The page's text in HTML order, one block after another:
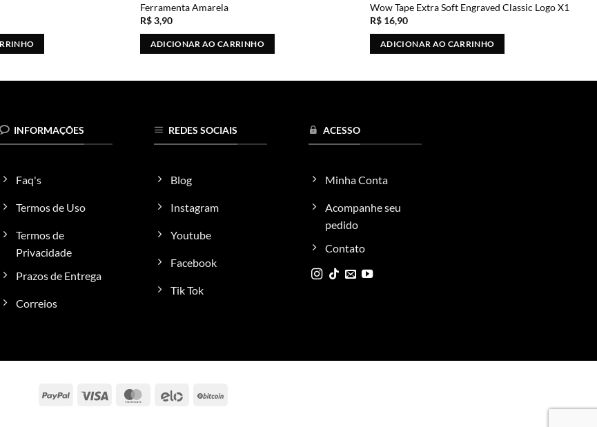
Ferramenta Amarela
R$3,90
ADICIONAR AO CARRINHO
Wow Tape Extra Soft Engraved Classic Logo X1
R$ 16,90
ADICIONAR AO CARRINHO
INFORMAÇÕES
Faq's
Termos de Uso
Termos de
Privacidade
Prazos de Entrega
Correios
REDES SOCIAIS
Blog
Instagram
Youtube
Facebook
Tik Tok
ACESSO
Minha Conta
Acompanhe seu
pedido
Contato
PayPal Visa MasterCard
Elo